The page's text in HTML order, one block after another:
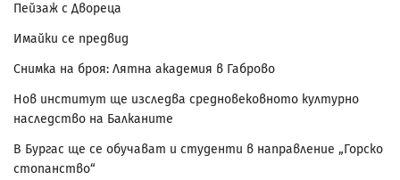
Пейзаж с Двореца
Имайки се предвид
Снимка на броя: Лятна академия в Габрово
Нов институт ще изследва средновековното културно
наследство на Балканите
В Бургас ще се обучават и студенти в направление „Горско
стопанство“